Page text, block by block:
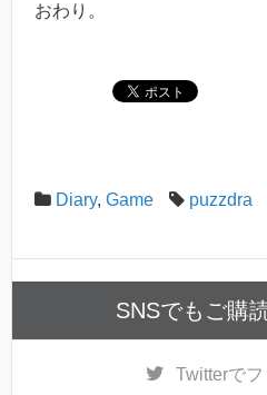
おわり。
Diary, Game puzzdra
SNSでもご購
Twitterで